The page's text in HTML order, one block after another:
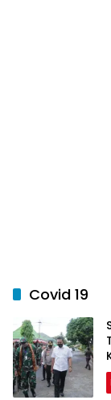
Covid 19